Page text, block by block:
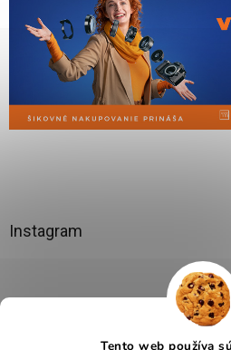
Tento web používa
Instagram